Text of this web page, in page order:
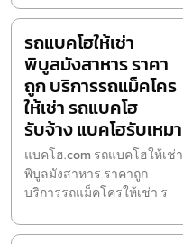
รถแบคโฮให้เช่า
พิบูลมังสาหาร ราคา
ถูก บริการรถแม็คโคร
ให้เช่า รถแบคโฮ
รับจ้าง แบคโฮรับเหมา
แบคโฮ.com รถแบคโฮให้เช่า
พิบูลมังสาหาร ราคาถูก
บริการรถแม็คโครให้เช่า ร